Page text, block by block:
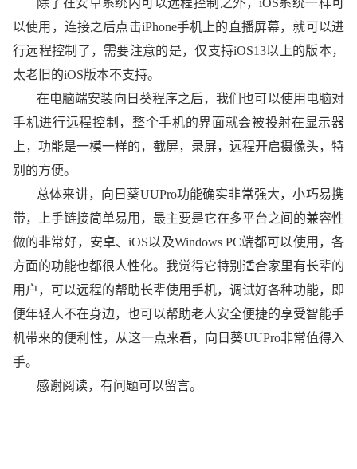
除了在安卓系统内可以远程控制之外，iOS系统一样可
以使用，连接之后点击iPhone手机上的直播屏幕，就可以进
行远程控制了，需要注意的是，仅支持iOS13以上的版本，
太老旧的iOS版本不支持。
在电脑端安装向日葵程序之后，我们也可以使用电脑对
手机进行远程控制，整个手机的界面就会被投射在显示器
上，功能是一模一样的，截屏，录屏，远程开启摄像头，特
别的方便。
总体来讲，向日葵UUPro功能确实非常强大，小巧易携
带，上手链接简单易用，最主要是它在多平台之间的兼容性
做的非常好，安卓、iOS以及Windows PC端都可以使用，各
方面的功能也都很人性化。我觉得它特别适合家里有长辈的
用户，可以远程的帮助长辈使用手机，调试好各种功能，即
便年轻人不在身边，也可以帮助老人安全便捷的享受智能手
机带来的便利性，从这一点来看，向日葵UUPro非常值得入
手。
感谢阅读，有问题可以留言。